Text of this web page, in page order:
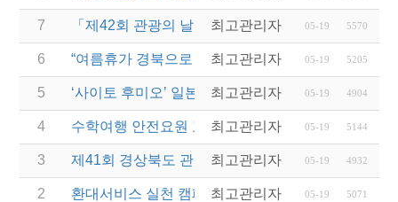
7 「제42회 관광의 날 기념식」개최(최초게시일
최고관리자 05-19 5570
6 “여름휴가 경북으로 오세요~!” 서울역 경북관광 홍
최고관리자 05-19 5205
5 ‘사이토 후미오’ 일본 닛코시장 협회 친선방문(최초
최고관리자 05-19 4904
4 수학여행 안전요원 교육(현장체험학습 안전과정)
최고관리자 05-19 5144
3 제41회 경상북도 관광의 날 기념식 개최(최초게시일
최고관리자 05-19 4932
2 환대서비스 실천 캠페인 TV자막광고 시행(최초게
최고관리자 05-19 5071